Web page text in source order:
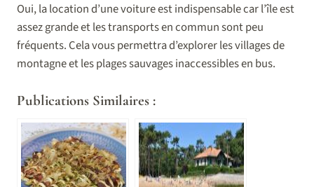
Oui, la location d’une voiture est indispensable car l’île est
assez grande et les transports en commun sont peu
fréquents. Cela vous permettra d’explorer les villages de
montagne et les plages sauvages inaccessibles en bus.
Publications Similaires :